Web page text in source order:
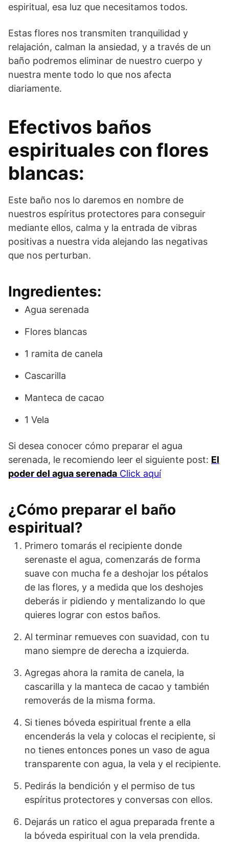
espiritual, esa luz que necesitamos todos.
Estas flores nos transmiten tranquilidad y
relajación, calman la ansiedad, y a través de un
baño podremos eliminar de nuestro cuerpo y
nuestra mente todo lo que nos afecta
diariamente.
Efectivos baños
espirituales con flores
blancas:
Este baño nos lo daremos en nombre de
nuestros espíritus protectores para conseguir
mediante ellos, calma y la entrada de vibras
positivas a nuestra vida alejando las negativas
que nos perturban.
Ingredientes:
Agua serenada
Flores blancas
1 ramita de canela
Cascarilla
Manteca de cacao
1 Vela
Si desea conocer cómo preparar el agua
serenada, le recomiendo leer el siguiente post: El
poder del agua serenada Click aquí
¿Cómo preparar el baño
espiritual?
Primero tomarás el recipiente donde
serenaste el agua, comenzarás de forma
suave con mucha fe a deshojar los pétalos
de las flores, y a medida que los deshojes
deberás ir pidiendo y mentalizando lo que
quieres lograr con estos baños.
Al terminar remueves con suavidad, con tu
mano siempre de derecha a izquierda.
Agregas ahora la ramita de canela, la
cascarilla y la manteca de cacao y también
removerás de la misma forma.
Si tienes bóveda espiritual frente a ella
encenderás la vela y colocas el recipiente, si
no tienes entonces pones un vaso de agua
transparente con agua, la vela y el recipiente.
Pedirás la bendición y el permiso de tus
espíritus protectores y conversas con ellos.
Dejarás un ratico el agua preparada frente a
la bóveda espiritual con la vela prendida.